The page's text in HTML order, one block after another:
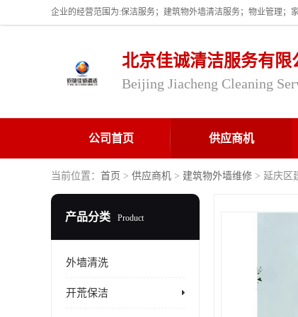
北京佳诚清洁服务有限
Beijing Jiacheng Cleaning
公司首页 供应商机
当前位置： 首页 > 供应商机 > 建筑物外墙维修 > 延庆区
产品分类 Product
外墙清洗
开荒保洁